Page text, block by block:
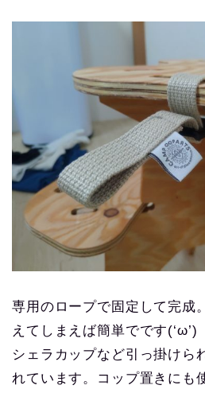
専用のロープで固定して完成
えてしまえば簡単でです(‘ω’)
シェラカップなど引っ掛けら
れています。コップ置きにも